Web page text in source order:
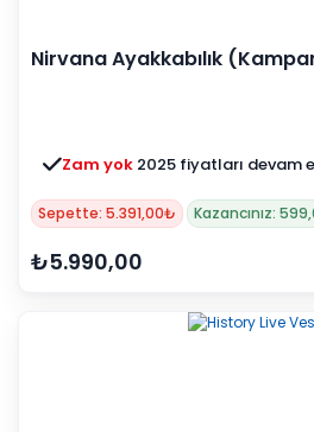
Nirvana Ayakkabılık
Zam yok 2025 fiyatları devam
Sepette: 5.391,00₺ Kazancınız:
₺5.990,00